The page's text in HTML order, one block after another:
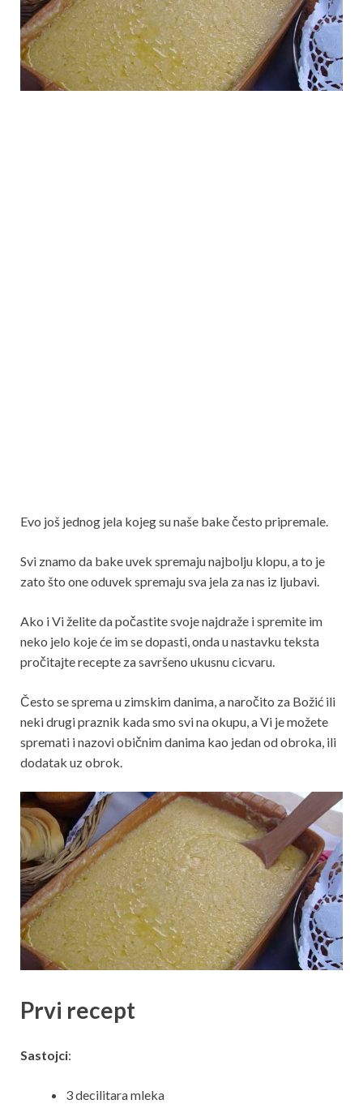
Evo još jednog jela kojeg su naše bake često pripremale.
Svi znamo da bake uvek spremaju najbolju klopu, a to je
zato što one oduvek spremaju sva jela za nas iz ljubavi.
Ako i Vi želite da počastite svoje najdraže i spremite im
neko jelo koje će im se dopasti, onda u nastavku teksta
pročitajte recepte za savršeno ukusnu cicvaru.
Često se sprema u zimskim danima, a naročito za Božić ili
neki drugi praznik kada smo svi na okupu, a Vi je možete
spremati i nazovi običnim danima kao jedan od obroka, ili
dodatak uz obrok.
Prvi recept
Sastojci:
3 decilitara mleka